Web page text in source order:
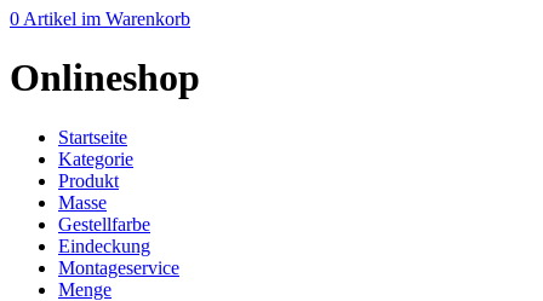
0 Artikel im Warenkorb
Onlineshop
Startseite
Kategorie
Produkt
Masse
Gestellfarbe
Eindeckung
Montageservice
Menge